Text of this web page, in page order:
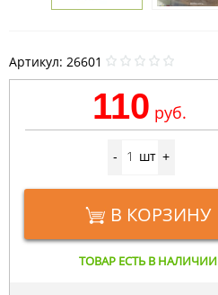
Артикул: 26601
110 руб.
- шт +
В КОРЗИНУ
ТОВАР ЕСТЬ В НАЛИЧИИ